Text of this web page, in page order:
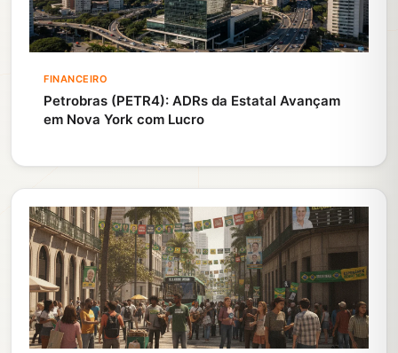
FINANCEIRO
Petrobras (PETR4): ADRs da Estatal Avançam
em Nova York com Lucro